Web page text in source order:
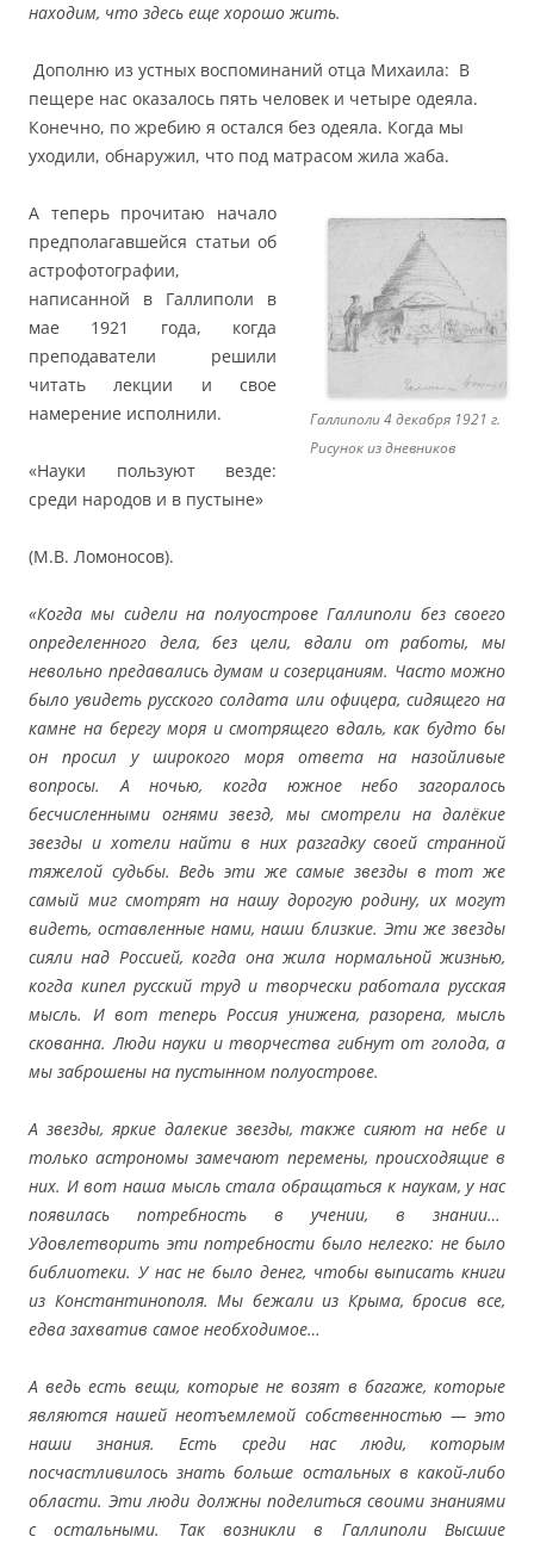
находим, что здесь еще хорошо жить.
Дополню из устных воспоминаний отца Михаила: В
пещере нас оказалось пять человек и четыре одеяла.
Конечно, по жребию я остался без одеяла. Когда мы
уходили, обнаружил, что под матрасом жила жаба.
Галлиполи 4 декабря 1921 г.
Рисунок из дневников
А теперь прочитаю начало
предполагавшейся статьи об
астрофотографии,
написанной в Галлиполи в
мае 1921 года, когда
преподаватели решили
читать лекции и свое
намерение исполнили.
«Науки пользуют везде:
среди народов и в пустыне»
(М.В. Ломоносов).
«Когда мы сидели на полуострове Галлиполи без своего
определенного дела, без цели, вдали от работы, мы
невольно предавались думам и созерцаниям. Часто можно
было увидеть русского солдата или офицера, сидящего на
камне на берегу моря и смотрящего вдаль, как будто бы
он просил у широкого моря ответа на назойливые
вопросы. А ночью, когда южное небо загоралось
бесчисленными огнями звезд, мы смотрели на далёкие
звезды и хотели найти в них разгадку своей странной
тяжелой судьбы. Ведь эти же самые звезды в тот же
самый миг смотрят на нашу дорогую родину, их могут
видеть, оставленные нами, наши близкие. Эти же звезды
сияли над Россией, когда она жила нормальной жизнью,
когда кипел русский труд и творчески работала русская
мысль. И вот теперь Россия унижена, разорена, мысль
скованна. Люди науки и творчества гибнут от голода, а
мы заброшены на пустынном полуострове.
А звезды, яркие далекие звезды, также сияют на небе и
только астрономы замечают перемены, происходящие в
них. И вот наша мысль стала обращаться к наукам, у нас
появилась потребность в учении, в знании…
Удовлетворить эти потребности было нелегко: не было
библиотеки. У нас не было денег, чтобы выписать книги
из Константинополя. Мы бежали из Крыма, бросив все,
едва захватив самое необходимое…
А ведь есть вещи, которые не возят в багаже, которые
являются нашей неотъемлемой собственностью — это
наши знания. Есть среди нас люди, которым
посчастливилось знать больше остальных в какой-либо
области. Эти люди должны поделиться своими знаниями
с остальными. Так возникли в Галлиполи Высшие